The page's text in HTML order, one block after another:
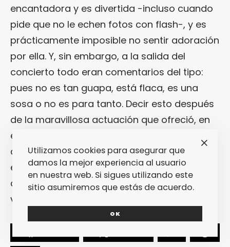
encantadora y es divertida -incluso cuando
pide que no le echen fotos con flash-, y es
prácticamente imposible no sentir adoración
por ella. Y, sin embargo, a la salida del
concierto todo eran comentarios del tipo:
pues no es tan guapa, está flaca, es una
sosa o no es para tanto. Decir esto después
de la maravillosa actuación que ofreció, en
el que lo único que se le podía reprochar fue
quizá una preocupación excesiva en no
equivocarse y no cagarla es poco menos
que feo. Pero bueno, España es asíN, qué le
vamos a hacer. It´s allright, it´s ok.
Utilizamos cookies para asegurar que
damos la mejor experiencia al usuario
en nuestra web. Si sigues utilizando este
sitio asumiremos que estás de acuerdo.
OK